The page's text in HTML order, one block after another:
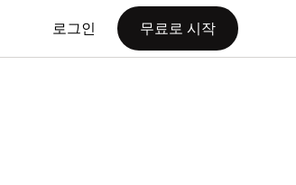
로그인 무료로 시작